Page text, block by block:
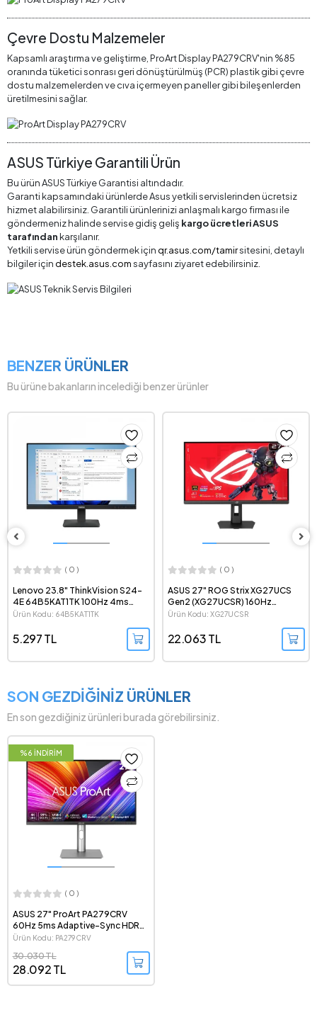
Çevre Dostu Malzemeler
Kapsamlı araştırma ve geliştirme, ProArt Display PA279CRV'nin %85
oranında tüketici sonrası geri dönüştürülmüş (PCR) plastik gibi çevre
dostu malzemelerden ve cıva içermeyen paneller gibi bileşenlerden
üretilmesini sağlar.
ASUS Türkiye Garantili Ürün
Bu ürün ASUS Türkiye Garantisi altındadır.
Garanti kapsamındaki ürünlerde Asus yetkili servislerinden ücretsiz
hizmet alabilirsiniz. Garantili ürünlerinizi anlaşmalı kargo firması ile
göndermeniz halinde servise gidiş geliş kargo ücretleri ASUS
tarafındankarşılanır.
Yetkili servise ürün göndermek için qr.asus.com/tamirsitesini, detaylı
bilgiler için destek.asus.comsayfasını ziyaret edebilirsiniz.
BENZER ÜRÜNLER
Bu ürüne bakanların incelediği benzer ürünler
( 0 )
Lenovo 23.8" ThinkVision S24-
4E 64B5KAT1TK 100Hz 4ms
1080p IPS LED Monitör
Ürün Kodu: 64B5KAT1TK
5.297 TL
( 0 )
ASUS 27" ROG Strix XG27UCS
Gen2 (XG27UCSR) 160Hz
(324Hz-1080p) 0.3ms FreeSync
Dual Mode IPS LED Monitör
Ürün Kodu: XG27UCSR
22.063 TL
SON GEZDİĞİNİZ ÜRÜNLER
En son gezdiğiniz ürünleri burada görebilirsiniz.
%6 İNDİRİM
( 0 )
ASUS 27" ProArt PA279CRV
60Hz 5ms Adaptive-Sync HDR
2160p 4K IPS LED Profesyonel
Ürün Kodu: PA279CRV
28.092 TL
30.030 TL